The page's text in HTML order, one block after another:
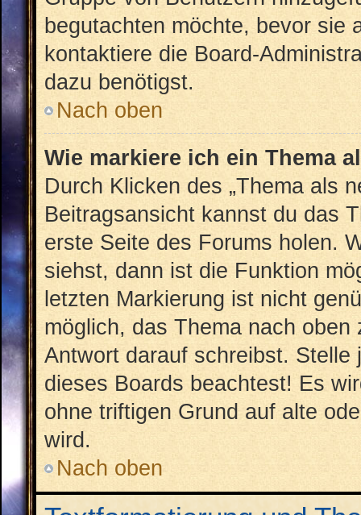
begutachten möchte, bevor sie
kontaktiere die Board-
dazu benötigst.
Nach oben
Wie markiere ich ein Thema
Durch Klicken des „Thema als
Beitragsansicht kannst du das
erste Seite des Forums holen.
siehst, dann ist die Funktion
letzten Markierung ist nicht
möglich, das Thema nach
Antwort darauf schreibst.
dieses Boards beachtest! Es
ohne triftigen Grund auf alte
wird.
Nach oben